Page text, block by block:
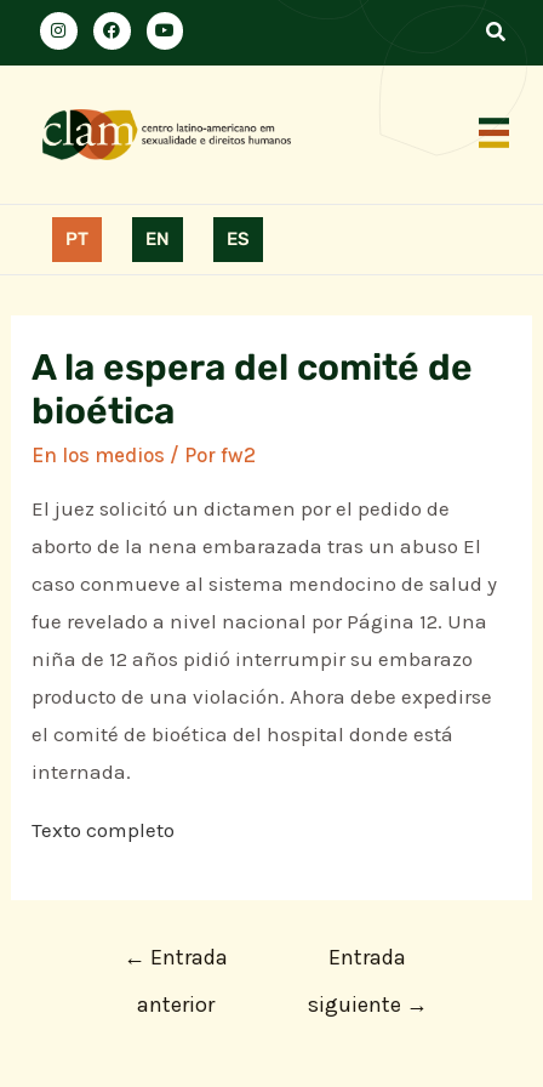
PT EN ES
A la espera del comité de
bioética
En los medios / Porfw2
El juez solicitó un dictamen por el pedido de
aborto de la nena embarazada tras un abuso El
caso conmueve al sistema mendocino de salud y
fue revelado a nivel nacional por Página 12. Una
niña de 12 años pidió interrumpir su embarazo
producto de una violación. Ahora debe expedirse
el comité de bioética del hospital donde está
internada.
Texto completo
← Entrada
anterior
Entrada
siguiente →